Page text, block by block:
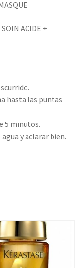
ACIDE +
hasta las puntas
5 minutos.
y aclarar bien.